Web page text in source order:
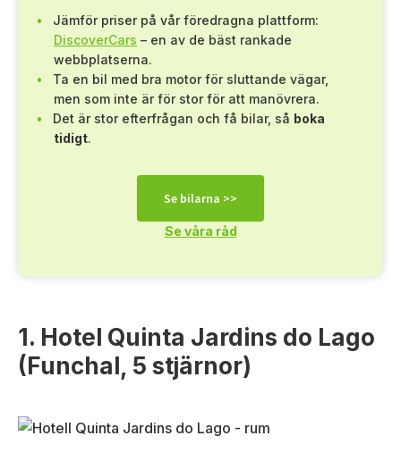
Jämför priser på vår föredragna plattform:
DiscoverCars – en av de bäst rankade
webbplatserna.
Ta en bil med bra motor för sluttande vägar,
men som inte är för stor för att manövrera.
Det är stor efterfrågan och få bilar, så boka
tidigt.
Se bilarna >>
Se våra råd
1. Hotel Quinta Jardins do Lago
(Funchal, 5 stjärnor)